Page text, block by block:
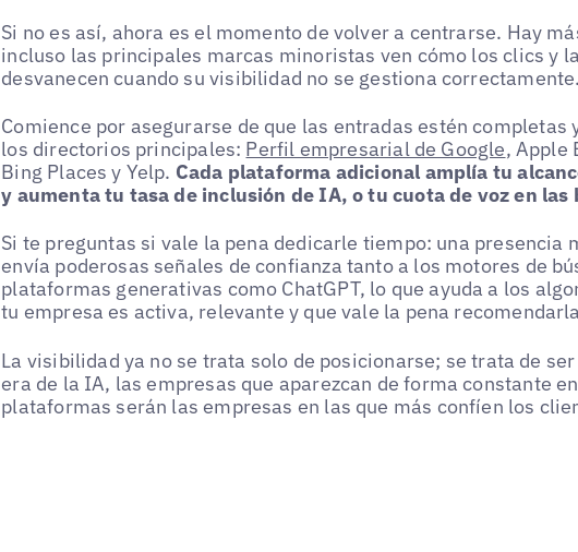
Si no es así, ahora es el momento de volver a centrarse. Hay
incluso las principales marcas minoristas ven cómo los clics y
desvanecen cuando su visibilidad no se gestiona correctamente.
Comience por asegurarse de que las entradas estén completas
los directorios principales: Perfil empresarial de Google, Apple
Bing Places y Yelp. Cada plataforma adicional amplía tu
y aumenta tu tasa de inclusión de IA, o tu cuota de voz en las
Si te preguntas si vale la pena dedicarle tiempo: una presencia
envía poderosas señales de confianza tanto a los motores de
plataformas generativas como ChatGPT, lo que ayuda a los
tu empresa es activa, relevante y que vale la pena
La visibilidad ya no se trata solo de posicionarse; se trata de ser
era de la IA, las empresas que aparezcan de forma constante
plataformas serán las empresas en las que más confíen los